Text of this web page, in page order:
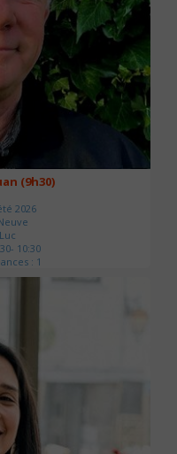
(9h30)
2026
10:30
: 1